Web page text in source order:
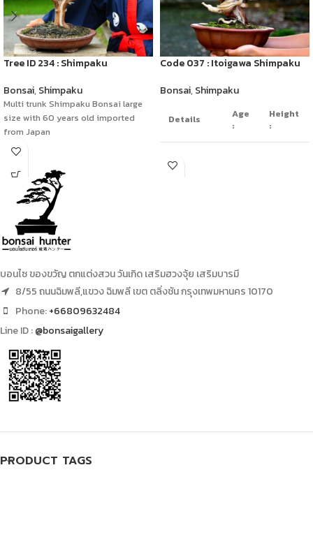
Tree ID 234 : Shimpaku
Bonsai,Shimpaku
Multi trunk Shimpaku Bonsai large
size with 60 years old imported
from Japan
Code 037 : Itoigawa Shimpaku
Bonsai,Shimpaku
Details
Age
:
Height
:
Deadwood
บอนไซ ของขวัญ ตกแต่งสวน วันเกิด เสริมฮวงจุ้ย เสริมบารมี
8/55 ถนนฉิมพลี,แขวง ฉิมพลี เขต ตลิ่งชัน กรุงเทพมหานคร 10170
Phone:+66809632484
Line ID :@bonsaigallery
PRODUCT TAGS